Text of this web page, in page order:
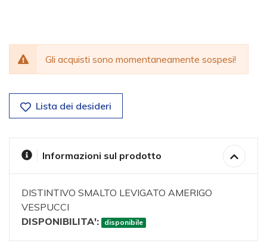
Gli acquisti sono momentaneamente sospesi!
Lista dei desideri
Informazioni sul prodotto
DISTINTIVO SMALTO LEVIGATO AMERIGO
VESPUCCI
DISPONIBILITA':
disponibile